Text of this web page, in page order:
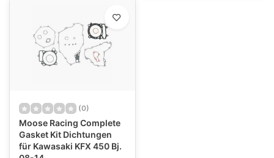
(0)
Moose Racing Complete
Gasket Kit Dichtungen
für Kawasaki KFX 450 Bj.